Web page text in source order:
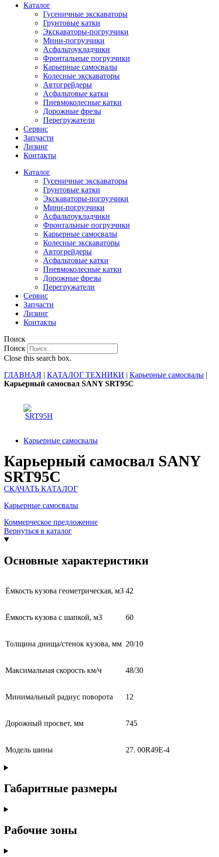
Каталог
Гусеничные экскаваторы
Грунтовые катки
Экскаваторы-погрузчики
Мини-погрузчики
Асфальтоукладчики
Фронтальные погрузчики
Карьерные самосвалы
Колесные экскаваторы
Автогрейдеры
Асфальтовые катки
Пневмоколесные катки
Дорожные фрезы
Перегружатели
Сервис
Запчасти
Лизинг
Контакты
Каталог
Гусеничные экскаваторы
Грунтовые катки
Экскаваторы-погрузчики
Мини-погрузчики
Асфальтоукладчики
Фронтальные погрузчики
Карьерные самосвалы
Колесные экскаваторы
Автогрейдеры
Асфальтовые катки
Пневмоколесные катки
Дорожные фрезы
Перегружатели
Сервис
Запчасти
Лизинг
Контакты
Поиск
Поиск
Close this search box.
ГЛАВНАЯ | КАТАЛОГ ТЕХНИКИ | Карьерные самосвалы |
Карьерный самосвал SANY SRT95C
Карьерные самосвалы
Карьерный самосвал SANY
SRT95C
СКАЧАТЬ КАТАЛОГ
Карьерные самосвалы
Коммерческое предложение
Вернуться в каталог
Основные характеристики
Ёмкость кузова геометрическая, м3 42
Ёмкость кузова с шапкой, м3 60
Толщина днища/стенок кузова, мм 20/10
Максимальная скорость км/ч 48/30
Минимальный радиус поворота 12
Дорожный просвет, мм 745
Модель шины 27. 00R49E-4
Габаритные размеры
Рабочие зоны